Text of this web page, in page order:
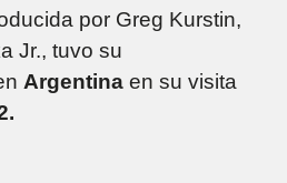
por Greg Kurstin,
Jr., tuvo su
Argentina en su visita